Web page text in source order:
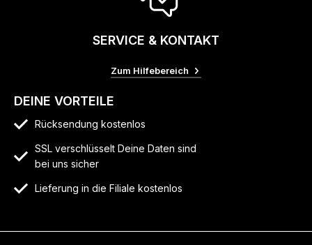
SERVICE & KONTAKT
Zum Hilfebereich
DEINE VORTEILE
Rücksendung kostenlos
SSL verschlüsselt Deine Daten sind
bei uns sicher
Lieferung in die Filiale kostenlos